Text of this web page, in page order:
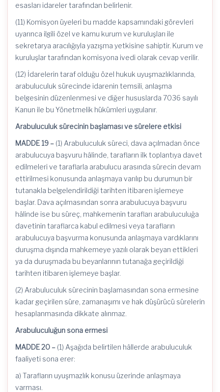
esasları idareler tarafından belirlenir.
(11) Komisyon üyeleri bu madde kapsamındaki görevleri
uyarınca ilgili özel ve kamu kurum ve kuruluşları ile
sekretarya aracılığıyla yazışma yetkisine sahiptir. Kurum ve
kuruluşlar tarafından komisyona ivedi olarak cevap verilir.
(12) İdarelerin taraf olduğu özel hukuk uyuşmazlıklarında,
arabuluculuk sürecinde idarenin temsili, anlaşma
belgesinin düzenlenmesi ve diğer hususlarda 7036 sayılı
Kanun ile bu Yönetmelik hükümleri uygulanır.
Arabuluculuk sürecinin başlaması ve sürelere etkisi
MADDE 19 – (1) Arabuluculuk süreci, dava açılmadan önce
arabulucuya başvuru hâlinde, tarafların ilk toplantıya davet
edilmeleri ve taraflarla arabulucu arasında sürecin devam
ettirilmesi konusunda anlaşmaya varılıp bu durumun bir
tutanakla belgelendirildiği tarihten itibaren işlemeye
başlar. Dava açılmasından sonra arabulucuya başvuru
hâlinde ise bu süreç, mahkemenin tarafları arabuluculuğa
davetinin taraflarca kabul edilmesi veya tarafların
arabulucuya başvurma konusunda anlaşmaya vardıklarını
duruşma dışında mahkemeye yazılı olarak beyan ettikleri
ya da duruşmada bu beyanlarının tutanağa geçirildiği
tarihten itibaren işlemeye başlar.
(2) Arabuluculuk sürecinin başlamasından sona ermesine
kadar geçirilen süre, zamanaşımı ve hak düşürücü sürelerin
hesaplanmasında dikkate alınmaz.
Arabuluculuğun sona ermesi
MADDE 20 – (1) Aşağıda belirtilen hâllerde arabuluculuk
faaliyeti sona erer:
a) Tarafların uyuşmazlık konusu üzerinde anlaşmaya
varması.